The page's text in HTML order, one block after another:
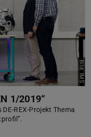
Bild: IMS
1/2019“
REX-Projekt Thema